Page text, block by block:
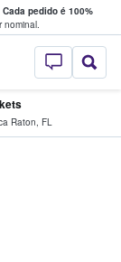
Cada pedido é 100%
nominal.
– onde
Raton, FL